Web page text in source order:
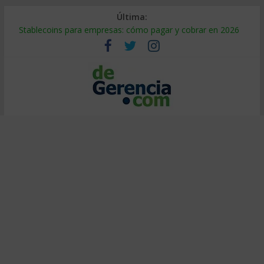
Última:
Stablecoins para empresas: cómo pagar y cobrar en 2026
Despido silencioso: qué es y por qué sale tan caro
IA en selección de personal: cómo auditarla a tiempo
Trabajo forzoso en la cadena de suministro: qué hacer
Mercado hispano de EE. UU.: cómo segmentarlo y venderle